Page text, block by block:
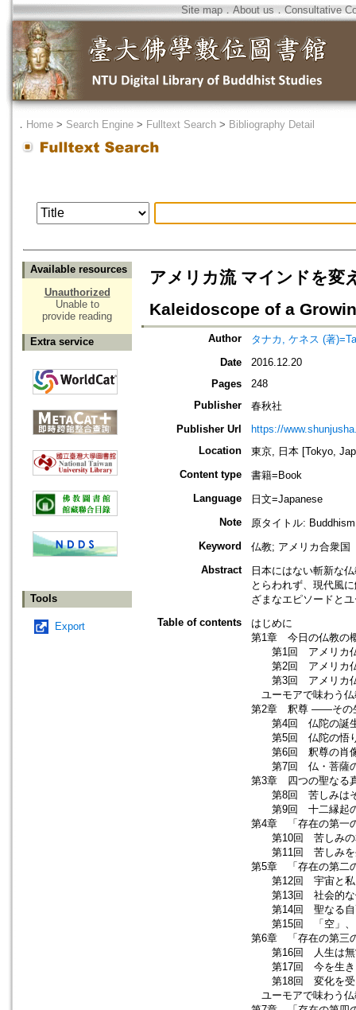
Site map．About us ． Consultative
． Home > Search Engine > Fulltext Search > Bibliography Detail
Available resources
Unauthorized
Unable to
provide reading
Extra service
Tools
Export
アメリカ流 マインドを
Kaleidoscope of a
Author
タナカ, ケネス (著
Date
2016.12.20
Pages
248
Publisher
春秋社
Publisher Url
https://
Location
東京, 日本 [Tokyo,
Content type
書籍=Book
Language
日文=Japanese
Note
原タイトル:
Keyword
仏教; アメリカ合衆国
Abstract
日本にはない斬新な
とらわれず、現代風
ざまなエピソードと
Table of contents
はじめに
第1章 今日の仏教の
第1回 アメリカ仏
第2回 アメリカ仏
第3回 アメリカ仏
ユーモアで味わう仏
第2章 釈尊 ――その
第4回 仏陀の誕
第5回 仏陀の悟り
第6回 釈尊の肖
第7回 仏・菩薩
第3章 四つの聖なる
第8回 苦しみはそ
第9回 十二縁起の
第4章 「存在の第一
第10回 苦しみの
第11回 苦しみを
第5章 「存在の第二
第12回 宇宙と私
第13回 社会的な
第14回 聖なる自
第15回 「空」、
第6章 「存在の第三
第16回 人生は無
第17回 今を生き
第18回 変化を受
ユーモアで味わう仏